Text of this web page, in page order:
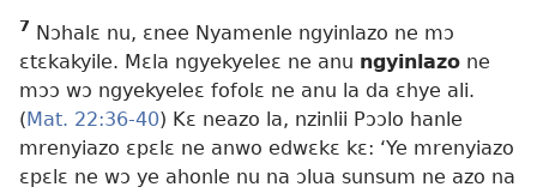
7 Nɔhalɛ nu, ɛnee Nyamenle ngyinlazo ne mɔ
ɛtɛkakyile. Mɛla ngyekyeleɛ ne anu ngyinlazo ne
mɔɔ wɔ ngyekyeleɛ fofolɛ ne anu la da ɛhye ali.
(Mat. 22:36-40) Kɛ neazo la, nzinlii Pɔɔlo hanle
mrenyiazo ɛpɛlɛ ne anwo edwɛkɛ kɛ: ‘Ye mrenyiazo
ɛpɛlɛ ne wɔ ye ahonle nu na ɔlua sunsum ne azo na